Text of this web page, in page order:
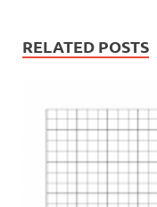
RELATED POSTS